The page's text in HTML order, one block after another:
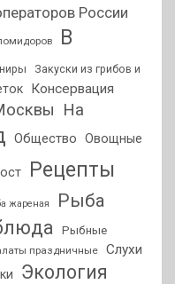
России
В
Закуски из грибов и
Консервация
На
Общество Овощные
Рецепты
жареная
Рыба
Рыбные
праздничные
Слухи
Экология